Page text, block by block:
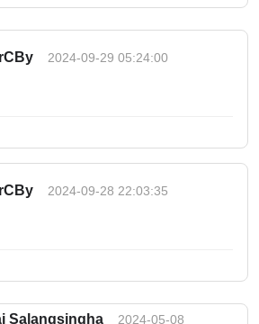
2024-09-29 05:24:00
2024-09-28 22:03:35
Salangsingha
2024-05-08